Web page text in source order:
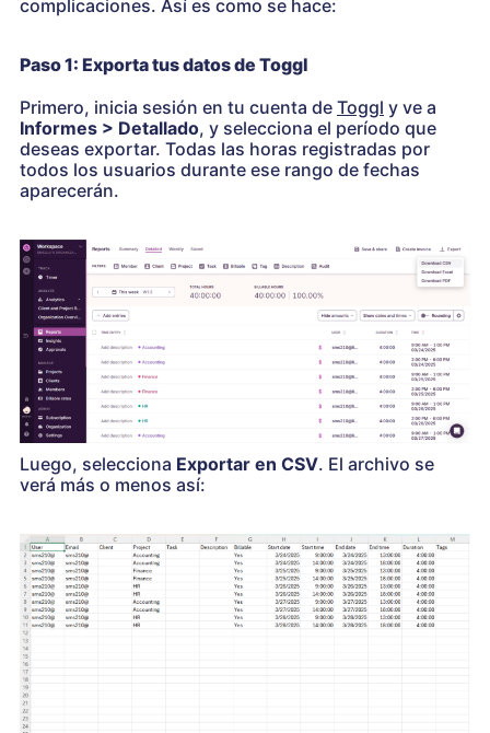
complicaciones. Así es como se hace:
Paso 1: Exporta tus datos de Toggl
Primero, inicia sesión en tu cuenta de Toggl y ve a
Informes > Detallado, y selecciona el período que
deseas exportar. Todas las horas registradas por
todos los usuarios durante ese rango de fechas
aparecerán.
Luego, selecciona Exportar en CSV. El archivo se
verá más o menos así: